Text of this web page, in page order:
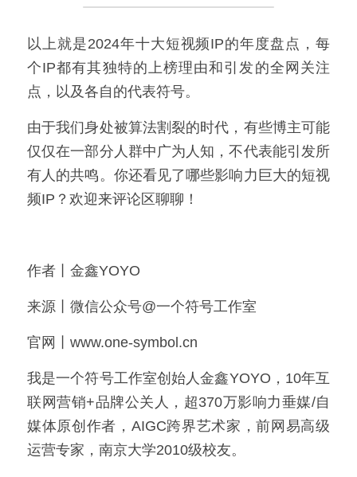
以上就是2024年十大短视频IP的年度盘点，每
个IP都有其独特的上榜理由和引发的全网关注
点，以及各自的代表符号。
由于我们身处被算法割裂的时代，有些博主可能
仅仅在一部分人群中广为人知，不代表能引发所
有人的共鸣。你还看见了哪些影响力巨大的短视
频IP？欢迎来评论区聊聊！
作者丨金鑫YOYO
来源丨微信公众号@一个符号工作室
官网丨www.one-symbol.cn
我是一个符号工作室创始人金鑫YOYO，10年互
联网营销+品牌公关人，超370万影响力垂媒/自
媒体原创作者，AIGC跨界艺术家，前网易高级
运营专家，南京大学2010级校友。